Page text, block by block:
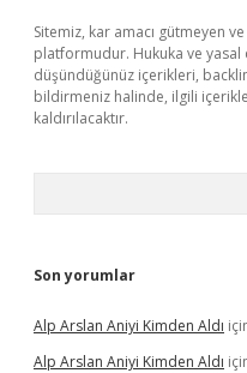
Sitemiz, kar amacı gütmeyen
platformudur. Hukuka ve yasal
düşündüğünüz içerikleri,
bildirmeniz halinde, ilgili
kaldırılacaktır.
Son yorumlar
Alp Arslan Aniyi Kimden Aldı
Alp Arslan Aniyi Kimden Aldı